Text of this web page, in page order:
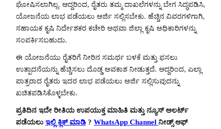
ಘೋಷಿಸಲಾಗಿಲ್ಲ. ಆದ್ದರಿಂದ, ರೈತರು ತಮ್ಮ ದಾಖಲೆಗಳನ್ನು ಬೇಗ ಸಿದ್ಧಪಡಿಸಿ,
ಯೋಜನೆಯ ಲಾಭ ಪಡೆಯಲು ಅರ್ಜಿ ಸಲ್ಲಿಸಬೇಕು. ಹೆಚ್ಚಿನ ವಿವರಗಳಿಗಾಗಿ,
ಸಹಾಯಕ ಕೃಷಿ ನಿರ್ದೇಶಕರ ಕಚೇರಿ ಅಥವಾ ಜಿಲ್ಲಾ ಕೃಷಿ ಅಧಿಕಾರಿಗಳನ್ನು
ಸಂಪರ್ಕಿಸಬಹುದು.
ಈ ಯೋಜನೆಯು ರೈತರಿಗೆ ನೀರಿನ ಸಮರ್ಥ ಬಳಕೆ ಮತ್ತು ಫಸಲು
ಉತ್ಪಾದನೆಯನ್ನು ಹೆಚ್ಚಿಸಲು ದೊಡ್ಡ ಅವಕಾಶ ನೀಡುತ್ತದೆ. ಆದ್ದರಿಂದ, ಎಲ್ಲಾ
ಪಾತ್ರರಾದ ರೈತರು ಇದರ ಲಾಭ ಪಡೆಯಲು ಅರ್ಜಿ ಸಲ್ಲಿಸುವುದನ್ನು
ಖಚಿತಪಡಿಸಿಕೊಳ್ಳಬೇಕು.
ಪ್ರತಿದಿನ ಇದೇ ರೀತಿಯ ಉಪಯುಕ್ತ ಮಾಹಿತಿ ಮತ್ತು ನ್ಯೂಸ್ ಅಲರ್ಟ್
ಪಡೆಯಲು ಇಲ್ಲಿ ಕ್ಲಿಕ್ ಮಾಡಿ ? WhatsApp Channel ನೀಡ್ಸ್ ಆಫ್